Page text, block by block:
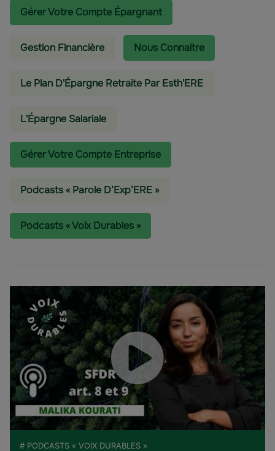
Gérer Votre Compte Épargnant
Gestion Financière Nous Connaitre
Le Plan D'Épargne Retraite Par Esth'ERE
L'épargne Salariale
Gérer Votre Compte Entreprise
Podcasts « Parole D’Exp’ERE »
Podcasts « Voix Durables »
# PODCASTS « VOIX DURABLES »